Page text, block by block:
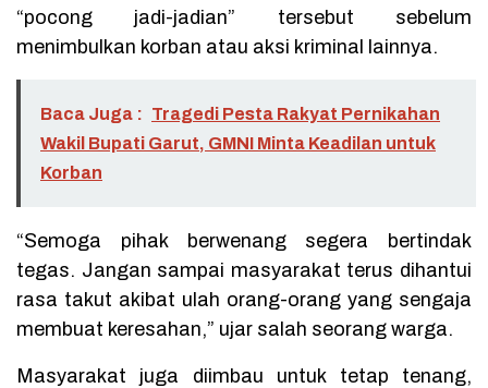
“pocong jadi-jadian” tersebut sebelum
menimbulkan korban atau aksi kriminal lainnya.
Baca Juga : Tragedi Pesta Rakyat Pernikahan
Wakil Bupati Garut, GMNI Minta Keadilan untuk
Korban
“Semoga pihak berwenang segera bertindak
tegas. Jangan sampai masyarakat terus dihantui
rasa takut akibat ulah orang-orang yang sengaja
membuat keresahan,” ujar salah seorang warga.
Masyarakat juga diimbau untuk tetap tenang,